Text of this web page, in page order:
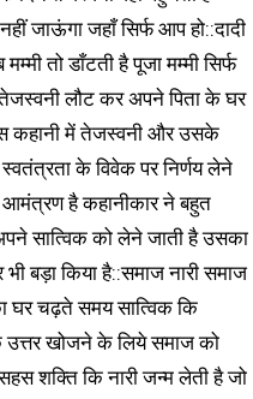
जाऊंगा जहाँ सिर्फ आप हो::दादी
तो डाँटती है पूजा मम्मी सिर्फ
।तेजस्वनी लौट कर अपने पिता के घर
कहानी में तेजस्वनी और उसके
के विवेक पर निर्णय लेने
है कहानीकार ने बहुत
सात्विक को लेने जाती है उसका
बड़ा किया है::समाज नारी समाज
घर चढ़ते समय सात्विक कि
उत्तर खोजने के लिये समाज को
शक्ति कि नारी जन्म लेती है जो